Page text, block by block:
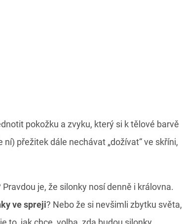
pokožku a zvyku, který si k tělové barvě
přežitek dále nechávat „dožívat“ ve skříni,
je, že silonky nosí denně i královna.
ve spreji? Nebo že si nevšimli zbytku světa,